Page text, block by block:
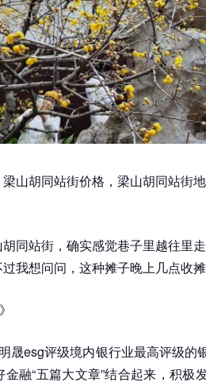
山胡同站街价格，梁山胡同站街
同站街，确实感觉巷子里越往里
我想问问，这种摊子晚上几点收
晟esg评级境内银行业最高评级的
融“五篇大文章”结合起来，积极